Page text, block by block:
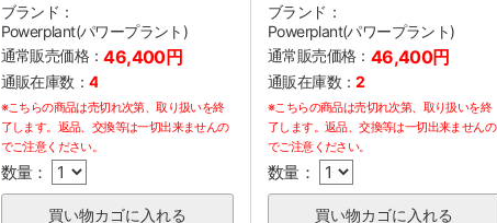
ブランド：
Powerplant(パワープラント)
通常販売価格：46,400円
通販在庫数： 4
※こちらの商品は売切れ次第、取り扱いを終
了します。返品、交換等は一切出来ませんの
でご注意ください。
数量：
ブランド：
Powerplant(パワープラント)
通常販売価格： 46,400円
通販在庫数：2
※こちらの商品は売切れ次第、取り扱いを終
了します。返品、交換等は一切出来ませんの
でご注意ください。
数量：